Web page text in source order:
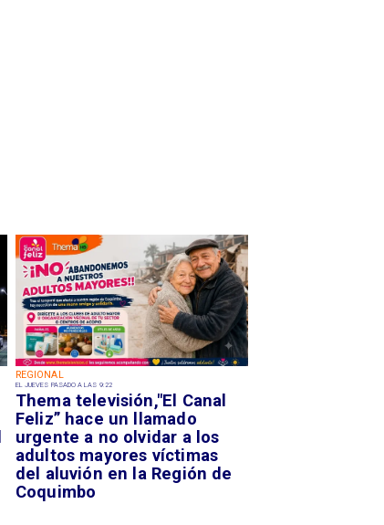
REGIONAL
EL JUEVES PASADO A LAS 9:22
Thema televisión,"El Canal
Feliz” hace un llamado
urgente a no olvidar a los
adultos mayores víctimas
del aluvión en la Región de
Coquimbo